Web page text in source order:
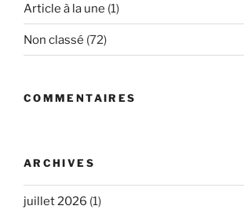
Article à la une (1)
Non classé (72)
COMMENTAIRES
ARCHIVES
juillet 2026 (1)